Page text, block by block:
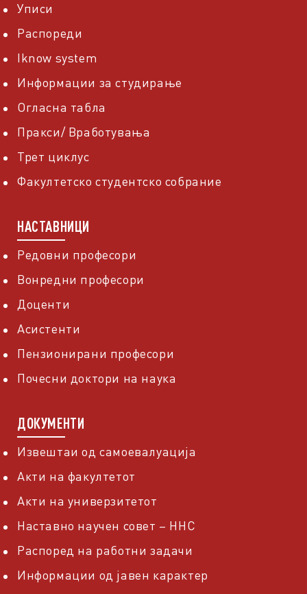
Уписи
Распореди
Iknow system
Информации за студирање
Огласна табла
Пракси/ Вработувања
Трет циклус
Факултетско студентско собрание
НАСТАВНИЦИ
Редовни професори
Вонредни професори
Доценти
Асистенти
Пензионирани професори
Почесни доктори на наука
ДОКУМЕНТИ
Извештаи од самоевалуација
Акти на факултетот
Акти на универзитетот
Наставно научен совет – ННС
Распоред на работни задачи
Информации од јавен карактер